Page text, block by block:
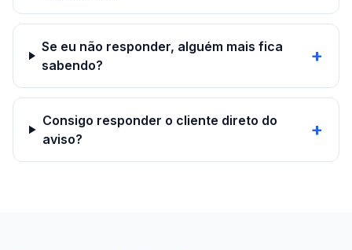
Se eu não responder, alguém mais fica
sabendo?
+
Consigo responder o cliente direto do
aviso?
+